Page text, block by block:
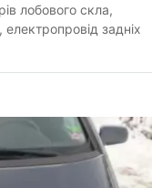
лобового скла,
задніх